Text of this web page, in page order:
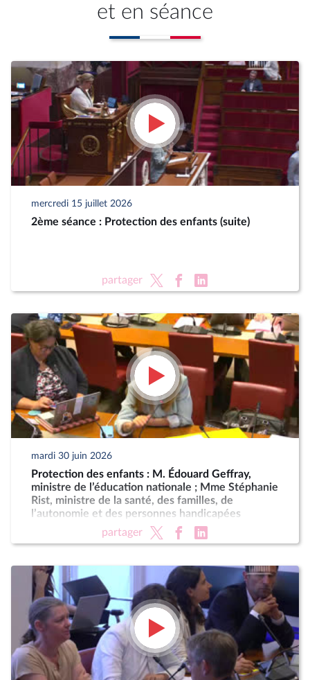
et en séance
mercredi 15 juillet 2026
2ème séance : Protection des enfants (suite)
partager
mardi 30 juin 2026
Protection des enfants : M. Édouard Geffray,
ministre de l’éducation nationale ; Mme Stéphanie
Rist, ministre de la santé, des familles, de
l’autonomie et des personnes handicapées
partager